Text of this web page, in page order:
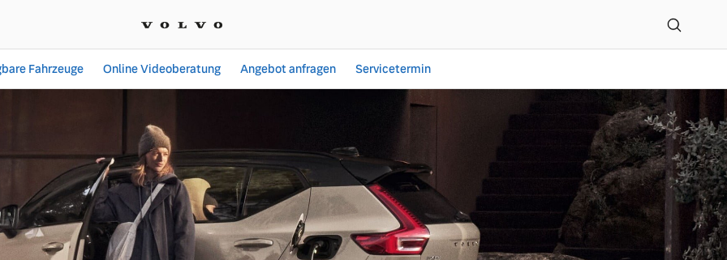
Fahrzeuge Online Videoberatung Angebot anfragen Servicetermin